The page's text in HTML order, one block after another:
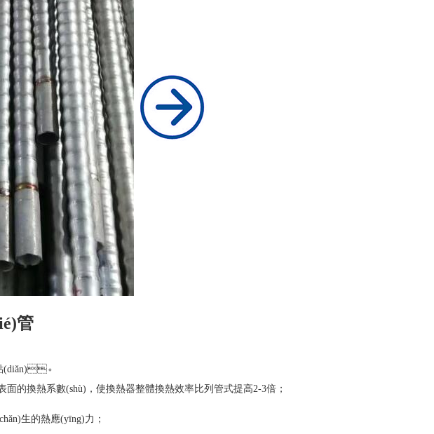
管
(diǎn)。
換熱系數(shù)，使換熱器整體換熱效率比列管式提高2-3倍；
生的熱應(yīng)力；